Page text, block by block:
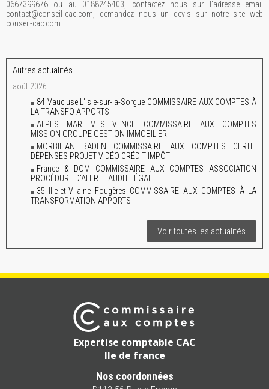
0667399676 ou au 0188245403, contactez nous sur l'adresse email
contact@conseil-cac.com, demandez nous un devis sur notre site web
conseil-cac.com.
Autres actualités
août 2026
84 Vaucluse L'Isle-sur-la-Sorgue COMMISSAIRE AUX COMPTES À
LA TRANSFO APPORTS
ALPES MARITIMES VENCE COMMISSAIRE AUX COMPTES
MISSION GROUPE GESTION IMMOBILIER
MORBIHAN BADEN COMMISSAIRE AUX COMPTES CERTIF
DÉPENSES PROJET VIDÉO CRÉDIT IMPÔT
France & DOM COMMISSAIRE AUX COMPTES ASSOCIATION
PROCÉDURE D'ALERTE AUDIT LÉGAL
35 Ille-et-Vilaine Fougères COMMISSAIRE AUX COMPTES À LA
TRANSFORMATION APPORTS
Voir toutes les actualités
Expertise comptable CAC
Ile de france
Nos coordonnées